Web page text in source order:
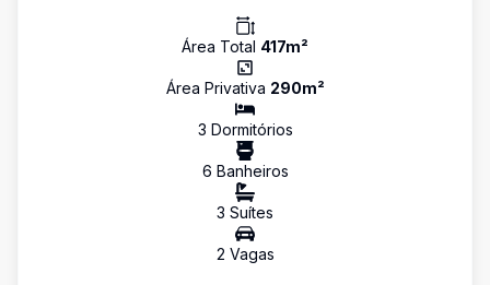
Área Total 417m²
Área Privativa 290m²
3 Dormitórios
6 Banheiros
3 Suítes
2 Vagas